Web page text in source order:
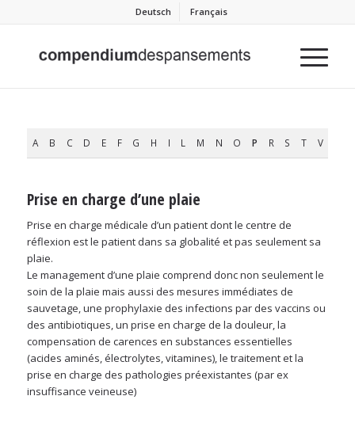
Deutsch Français
A B C D E F G H I L M N O P R S T V
Prise en charge d’une plaie
Prise en charge médicale d’un patient dont le centre de
réflexion est le patient dans sa globalité et pas seulement sa
plaie.
Le management d’une plaie comprend donc non seulement le
soin de la plaie mais aussi des mesures immédiates de
sauvetage, une prophylaxie des infections par des vaccins ou
des antibiotiques, un prise en charge de la douleur, la
compensation de carences en substances essentielles
(acides aminés, électrolytes, vitamines), le traitement et la
prise en charge des pathologies préexistantes (par ex
insuffisance veineuse)